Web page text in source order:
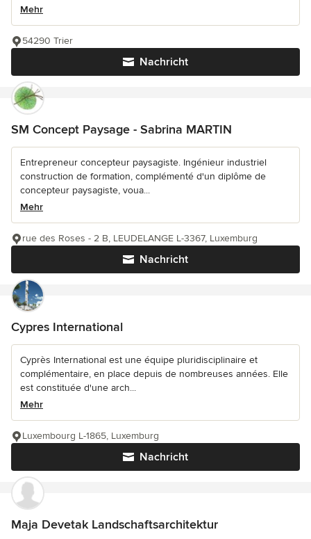
Mehr
Nachricht
54290 Trier
SM Concept Paysage - Sabrina MARTIN
Entrepreneur concepteur paysagiste. Ingénieur industriel
construction de formation, complémenté d'un diplôme de
concepteur paysagiste, voua...
Mehr
Nachricht
rue des Roses - 2 B, LEUDELANGE L-3367, Luxemburg
Cypres International
Cyprès International est une équipe pluridisciplinaire et
complémentaire, en place depuis de nombreuses années. Elle
est constituée d'une arch...
Mehr
Nachricht
Luxembourg L-1865, Luxemburg
Maja Devetak Landschaftsarchitektur